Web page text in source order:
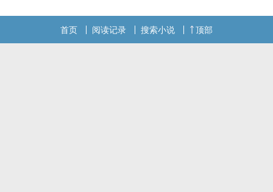
首页 阅读记录 搜索小说 顶部